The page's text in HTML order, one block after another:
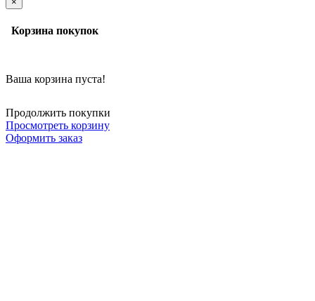
Корзина покупок
Ваша корзина пуста!
Продолжить покупки
Просмотреть корзину
Оформить заказ